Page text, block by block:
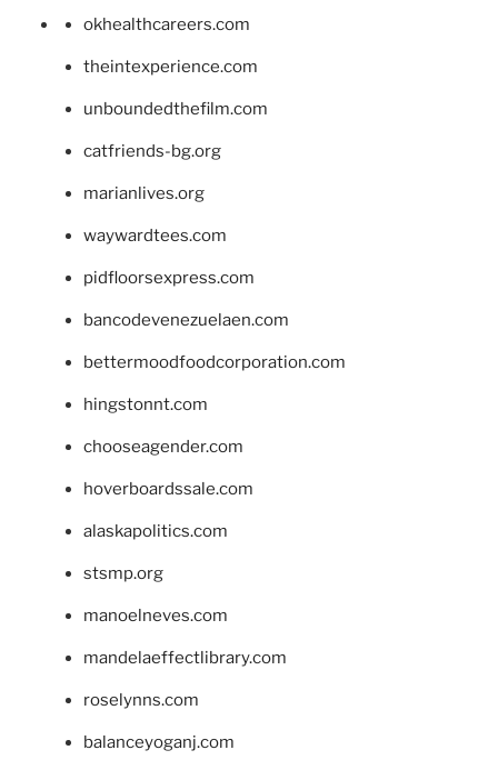
okhealthcareers.com
theintexperience.com
unboundedthefilm.com
catfriends-bg.org
marianlives.org
waywardtees.com
pidfloorsexpress.com
bancodevenezuelaen.com
bettermoodfoodcorporation.com
hingstonnt.com
chooseagender.com
hoverboardssale.com
alaskapolitics.com
stsmp.org
manoelneves.com
mandelaeffectlibrary.com
roselynns.com
balanceyoganj.com